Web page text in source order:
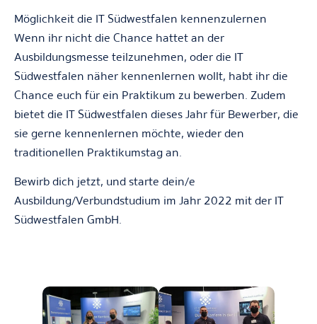
Möglichkeit die IT Südwestfalen kennenzulernen
Wenn ihr nicht die Chance hattet an der
Ausbildungsmesse teilzunehmen, oder die IT
Südwestfalen näher kennenlernen wollt, habt ihr die
Chance euch für ein Praktikum zu bewerben. Zudem
bietet die IT Südwestfalen dieses Jahr für Bewerber, die
sie gerne kennenlernen möchte, wieder den
traditionellen Praktikumstag an.
Bewirb dich jetzt, und starte dein/e
Ausbildung/Verbundstudium im Jahr 2022 mit der IT
Südwestfalen GmbH.